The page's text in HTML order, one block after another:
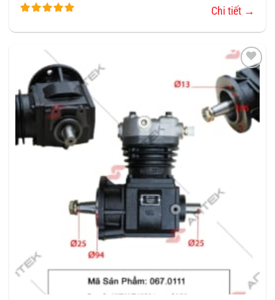
Chi tiết →
THÊM
VÀO
YÊU
THÍCH